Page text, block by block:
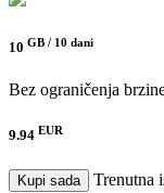
10 GB / 10 dani
Bez ograničenja
9.94 EUR
Kupi sada
Trenutna